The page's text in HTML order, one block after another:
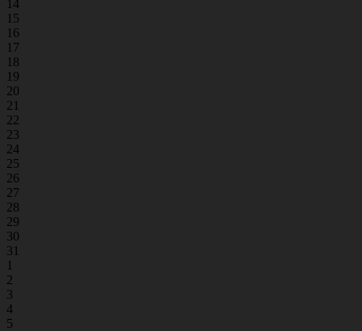
14
15
16
17
18
19
20
21
22
23
24
25
26
27
28
29
30
31
1
2
3
4
5